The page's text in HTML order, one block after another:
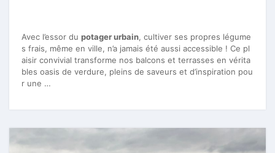
Avec l’essor du potager urbain, cultiver ses propres légume
s frais, même en ville, n’a jamais été aussi accessible ! Ce pl
aisir convivial transforme nos balcons et terrasses en vérita
bles oasis de verdure, pleins de saveurs et d’inspiration pou
r une …